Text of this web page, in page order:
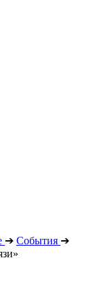
➔ События ➔